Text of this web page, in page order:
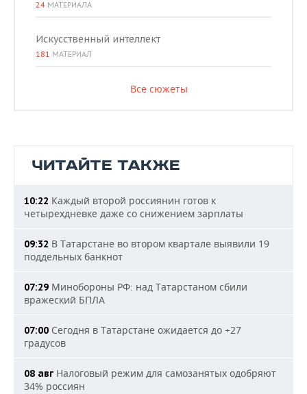
24 МАТЕРИАЛА
Искусственный интеллект
181 МАТЕРИАЛ
Все сюжеты
ЧИТАЙТЕ ТАКЖЕ
10:22 Каждый второй россиянин готов к
четырехдневке даже со снижением зарплаты
09:32 В Татарстане во втором квартале выявили 19
поддельных банкнот
07:29 Минобороны РФ: над Татарстаном сбили
вражеский БПЛА
07:00 Сегодня в Татарстане ожидается до +27
градусов
08 авг Налоговый режим для самозанятых одобряют
34% россиян